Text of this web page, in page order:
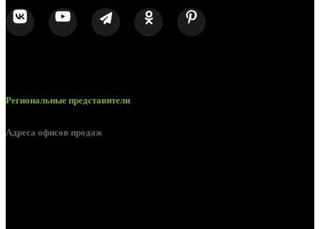
Региональные представители
Адреса офисов продаж